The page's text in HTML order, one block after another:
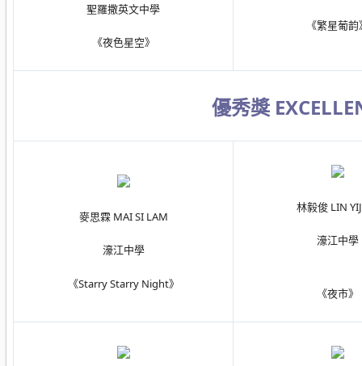
聖羅撒英文中學
《夜色星空》
《繁星葡韵
優秀獎
麥思霖 MAI SI LAM
濠江中學
《Starry Starry Night》
林毅俊 LIN
濠江中學
《夜市》